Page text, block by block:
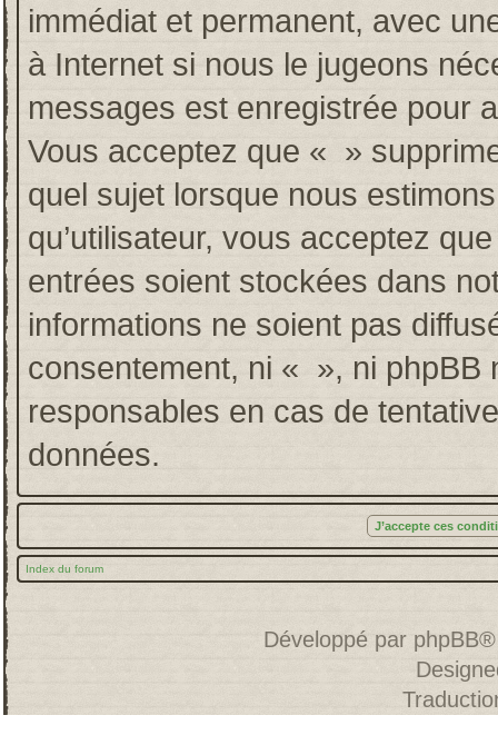
immédiat et permanent, avec
à Internet si nous le jugeons
messages est enregistrée pour
Vous acceptez que « »
quel sujet lorsque nous
qu’utilisateur, vous acceptez
entrées soient stockées dans
informations ne soient pas
consentement, ni « », ni phpBB
responsables en cas de
données.
Index du forum
Développé par phpBB®